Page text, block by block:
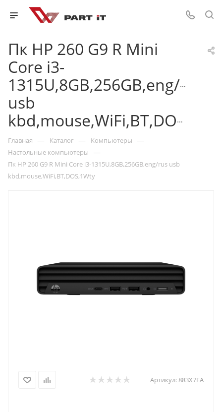
Пк HP 260 G9 R Mini
Core i3-
1315U,8GB,256GB,eng/rus
usb
kbd,mouse,WiFi,BT,DOS,1Wty
Главная — Каталог — Компьютеры —
Настольные компьютеры —
Пк HP 260 G9 R Mini Core i3-1315U,8GB,256GB,eng/rus usb
kbd,mouse,WiFi,BT,DOS,1Wty
Артикул:883X7EA